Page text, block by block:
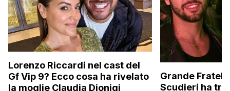
Lorenzo Riccardi nel cast del
Gf Vip 9? Ecco cosa ha rivelato
la moglie Claudia Dionigi
Grande
Scudieri ha